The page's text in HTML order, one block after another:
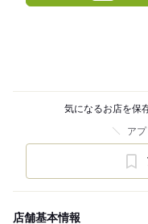
気になるお店を保
ア
店舗基本情報